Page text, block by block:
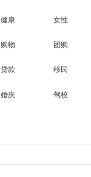
健康 女性
购物 团购
贷款 移民
婚庆 驾校